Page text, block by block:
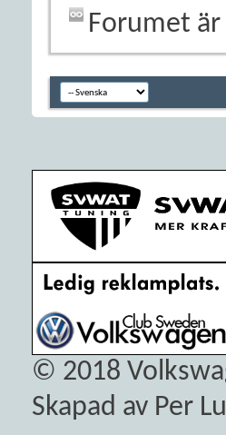
Forumet
© 2018
Skapad av Per